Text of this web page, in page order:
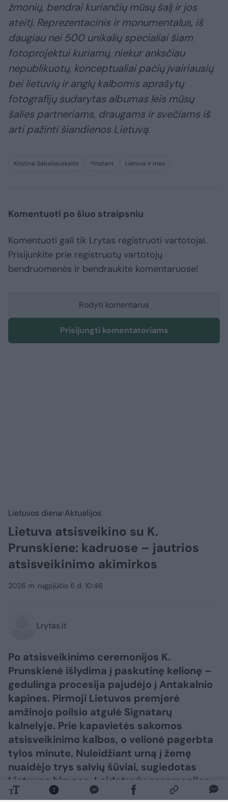
žmonių, bendrai kuriančių mūsų šalį ir jos
ateitį. Reprezentacinis ir monumentalus, iš
daugiau nei 500 unikalių specialiai šiam
fotoprojektui kuriamų, niekur anksčiau
nepublikuotų, konceptualiai pačių įvairiausių
bei lietuvių ir anglų kalbomis aprašytų
fotografijų sudarytas albumas leis mūsų
šalies partneriams, draugams ir svečiams iš
arti pažinti šiandienos Lietuvą.
Kristina Sabaliauskaitė ^Instant Lietuva ir mes
Komentuoti po šiuo straipsniu
Komentuoti gali tik Lrytas registruoti vartotojai.
Prisijunkite prie registruotų vartotojų
bendruomenės ir bendraukite komentaruose!
Rodyti komentarus
Prisijungti komentatoriams
Lietuvos diena Aktualijos
Lietuva atsisveikino su K.
Prunskiene: kadruose – jautrios
atsisveikinimo akimirkos
2026 m. rugpjūčio 6 d. 10:46
Lrytas.lt
Po atsisveikinimo ceremonijos K.
Prunskienė išlydima į paskutinę kelionę –
gedulinga procesija pajudėjo į Antakalnio
kapines. Pirmoji Lietuvos premjerė
amžinojo poilsio atgulė Signatarų
kalnelyje. Prie kapavietės sakomos
atsisveikinimo kalbos, o velionė pagerbta
tylos minute. Nuleidžiant urną į žemę
nuaidėjo trys salvių šūviai, sugiedotas
Lietuvos himnas. Laidotuvių ceremonijos
metu velionės artimiesiems taip pat